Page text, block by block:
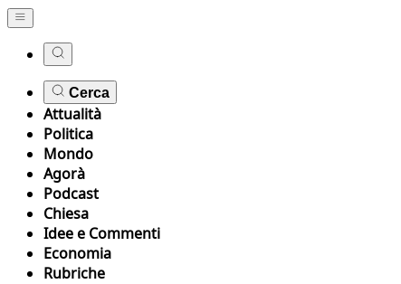
Cerca
Attualità
Politica
Mondo
Agorà
Podcast
Chiesa
Idee e Commenti
Economia
Rubriche